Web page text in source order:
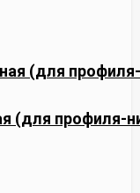
(для профиля-